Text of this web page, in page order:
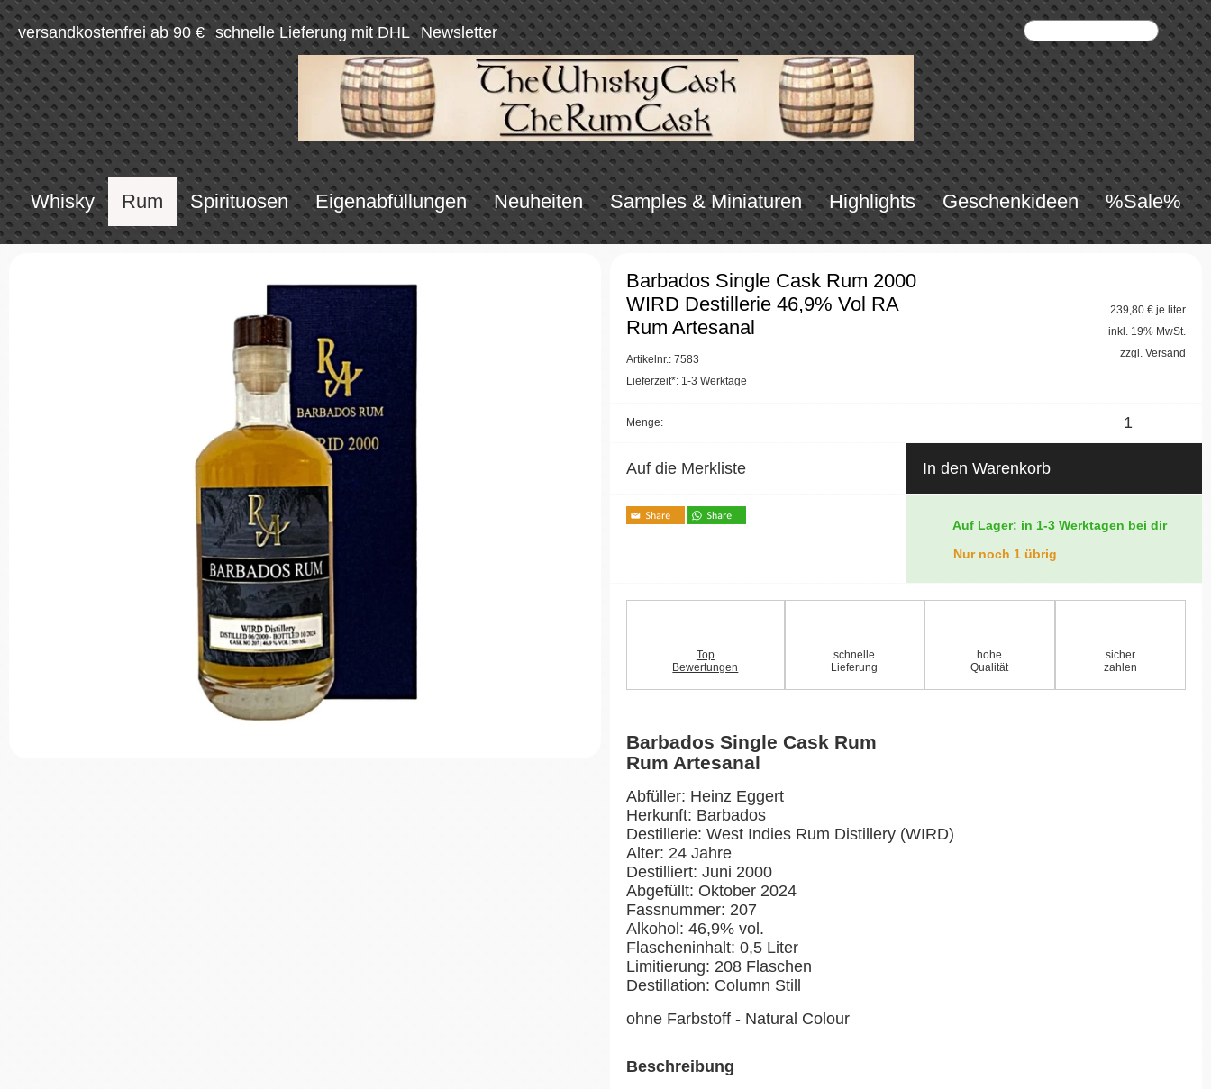
versandkostenfrei ab 90 € schnelle Lieferung mit DHL Newsletter
Whisky Rum Spirituosen Eigenabfüllungen Neuheiten Samples & Miniaturen Highlights Geschenkideen %Sale%
Barbados Single Cask Rum 2000
WIRD Destillerie 46,9% Vol RA
Rum Artesanal
Artikelnr.: 7583
Lieferzeit*: 1-3 Werktage
239,80 € je liter
inkl. 19% MwSt.
zzgl. Versand
Menge:
Auf die Merkliste In den Warenkorb
Auf Lager: in 1-3 Werktagen bei dir
Nur noch 1 übrig
Top
Bewertungen
schnelle
Lieferung
hohe
Qualität
sicher
zahlen
Barbados Single Cask Rum
Rum Artesanal
Abfüller: Heinz Eggert
Herkunft: Barbados
Destillerie: West Indies Rum Distillery (WIRD)
Alter: 24 Jahre
Destilliert: Juni 2000
Abgefüllt: Oktober 2024
Fassnummer: 207
Alkohol: 46,9% vol.
Flascheninhalt: 0,5 Liter
Limitierung: 208 Flaschen
Destillation: Column Still
ohne Farbstoff - Natural Colour
Beschreibung